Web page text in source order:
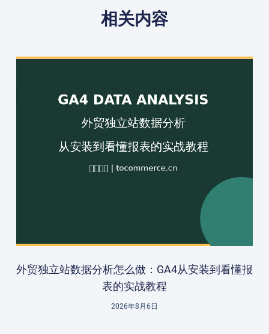
相关内容
外贸独立站数据分析怎么做：GA4从安装到看懂报
表的实战教程
2026年8月6日